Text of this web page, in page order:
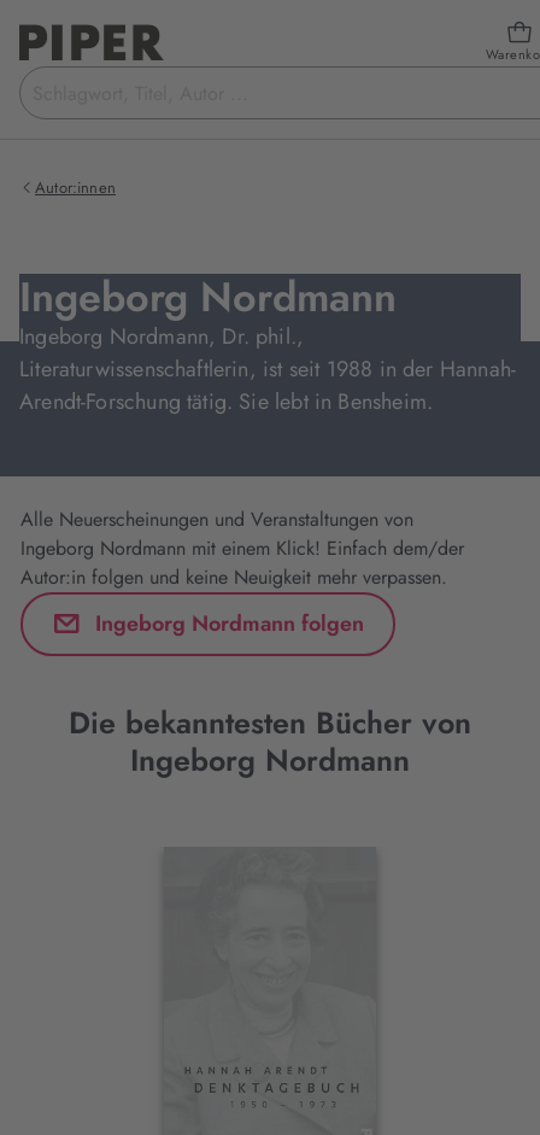
Suchbegriff
eingeben
Autor:innen
Ingeborg Nordmann
Ingeborg Nordmann, Dr. phil.,
Literaturwissenschaftlerin, ist seit 1988 in der Hannah-
Arendt-Forschung tätig. Sie lebt in Bensheim.
Alle Neuerscheinungen und Veranstaltungen von
Ingeborg Nordmann mit einem Klick! Einfach dem/der
Autor:in folgen und keine Neuigkeit mehr verpassen.
Ingeborg Nordmann folgen
Die bekanntesten Bücher von
Ingeborg Nordmann